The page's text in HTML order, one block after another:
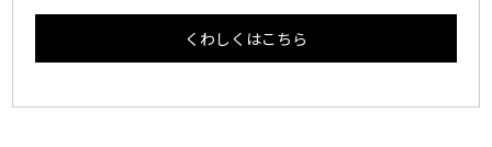
くわしくはこちら